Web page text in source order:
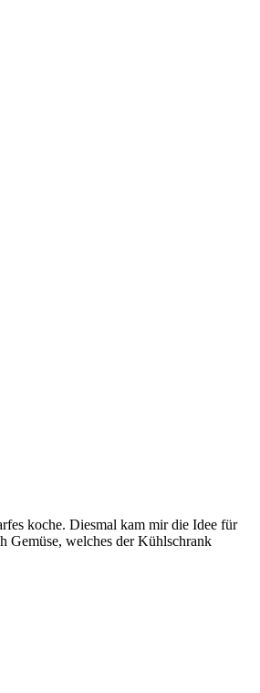
koche. Diesmal kam mir die Idee für
Gemüse, welches der Kühlschrank